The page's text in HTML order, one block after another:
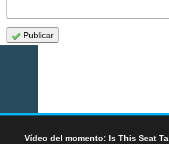
Publicar
Vídeo del momento: Is This Seat